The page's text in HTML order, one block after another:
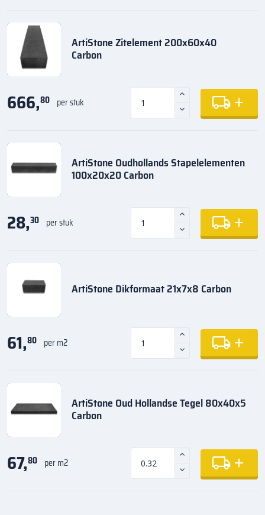
ArtiStone Zitelement 200x60x40
Carbon
666,80 per stuk
ArtiStone Oudhollands Stapelelementen
100x20x20 Carbon
28,30 per stuk
ArtiStone Dikformaat 21x7x8 Carbon
61,80 per m2
ArtiStone Oud Hollandse Tegel 80x40x5
Carbon
67,80 per m2